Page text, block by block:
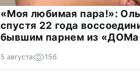
«Моя любимая пара!»:
спустя 22 года
бывшим парнем из
5 августа 156